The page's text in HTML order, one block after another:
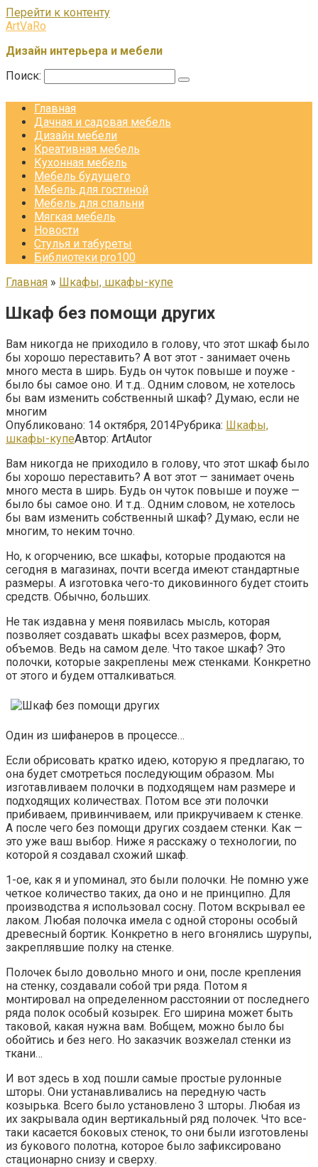
Перейти к контенту
ArtVaRo
Дизайн интерьера и мебели
Поиск:
Главная
Дачная и садовая мебель
Дизайн мебели
Креативная мебель
Кухонная мебель
Мебель будущего
Мебель для гостиной
Мебель для спальни
Мягкая мебель
Новости
Стулья и табуреты
Библиотеки pro100
Главная » Шкафы, шкафы-купе
Шкаф без помощи других
Вам никогда не приходило в голову, что этот шкаф было
бы хорошо переставить? А вот этот - занимает очень
много места в ширь. Будь он чуток повыше и поуже -
было бы самое оно. И т.д.. Одним словом, не хотелось
бы вам изменить собственный шкаф? Думаю, если не
многим
Опубликовано: 14 октября, 2014Рубрика: Шкафы,
шкафы-купеАвтор: ArtAutor
Вам никогда не приходило в голову, что этот шкаф было
бы хорошо переставить? А вот этот — занимает очень
много места в ширь. Будь он чуток повыше и поуже —
было бы самое оно. И т.д.. Одним словом, не хотелось
бы вам изменить собственный шкаф? Думаю, если не
многим, то неким точно.
Но, к огорчению, все шкафы, которые продаются на
сегодня в магазинах, почти всегда имеют стандартные
размеры. А изготовка чего-то диковинного будет стоить
средств. Обычно, больших.
Не так издавна у меня появилась мысль, которая
позволяет создавать шкафы всех размеров, форм,
объемов. Ведь на самом деле. Что такое шкаф? Это
полочки, которые закреплены меж стенками. Конкретно
от этого и будем отталкиваться.
Один из шифанеров в процессе…
Если обрисовать кратко идею, которую я предлагаю, то
она будет смотреться последующим образом. Мы
изготавливаем полочки в подходящем нам размере и
подходящих количествах. Потом все эти полочки
прибиваем, привинчиваем, или прикручиваем к стенке.
А после чего без помощи других создаем стенки. Как —
это уже ваш выбор. Ниже я расскажу о технологии, по
которой я создавал схожий шкаф.
1-ое, как я и упоминал, это были полочки. Не помню уже
четкое количество таких, да оно и не принципно. Для
производства я использовал сосну. Потом вскрывал ее
лаком. Любая полочка имела с одной стороны особый
древесный бортик. Конкретно в него вгонялись шурупы,
закреплявшие полку на стенке.
Полочек было довольно много и они, после крепления
на стенку, создавали собой три ряда. Потом я
монтировал на определенном расстоянии от последнего
ряда полок особый козырек. Его ширина может быть
таковой, какая нужна вам. Вобщем, можно было бы
обойтись и без него. Но заказчик возжелал стенки из
ткани…
И вот здесь в ход пошли самые простые рулонные
шторы. Они устанавливались на передную часть
козырька. Всего было установлено 3 шторы. Любая из
их закрывала один вертикальный ряд полочек. Что все-
таки касается боковых стенок, то они были изготовлены
из букового полотна, которое было зафиксировано
стационарно снизу и сверху.